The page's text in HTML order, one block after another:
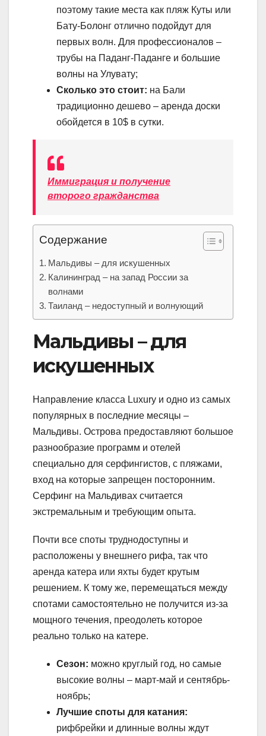
поэтому такие места как пляж Куты или
Бату-Болонг отлично подойдут для
первых волн. Для профессионалов –
трубы на Паданг-Паданге и большие
волны на Улувату;
Сколько это стоит: на Бали
традиционно дешево – аренда доски
обойдется в 10$ в сутки.
Иммиграция и получение
второго гражданства
Содержание
Мальдивы – для искушенных
Калининград – на запад России за
волнами
Таиланд – недоступный и волнующий
Мальдивы – для
искушенных
Направление класса Luxury и одно из самых
популярных в последние месяцы –
Мальдивы. Острова предоставляют большое
разнообразие программ и отелей
специально для серфингистов, с пляжами,
вход на которые запрещен посторонним.
Серфинг на Мальдивах считается
экстремальным и требующим опыта.
Почти все споты труднодоступны и
расположены у внешнего рифа, так что
аренда катера или яхты будет крутым
решением. К тому же, перемещаться между
спотами самостоятельно не получится из-за
мощного течения, преодолеть которое
реально только на катере.
Сезон: можно круглый год, но самые
высокие волны – март-май и сентябрь-
ноябрь;
Лучшие споты для катания:
рифбрейки и длинные волны ждут